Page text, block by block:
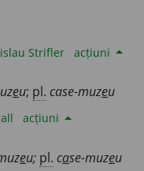
Strifler acțiuni
eu; pl. case-muzeu
acțiuni
eu; pl. case-muzeu